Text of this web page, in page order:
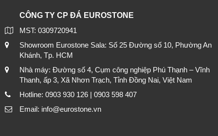
CÔNG TY CP ĐÁ EUROSTONE
MST: 0309720941
Showroom Eurostone Sala: Số 25 Đường số 10, Phường An
Khánh, Tp. HCM
Nhà máy: Đường số 4, Cụm công nghiệp Phú Thạnh – Vĩnh
Thanh, ấp 3, Xã Nhơn Trạch, Tỉnh Đồng Nai, Việt Nam
Hotline: 0903 930 126 | 0903 598 407
Email: info@eurostone.vn